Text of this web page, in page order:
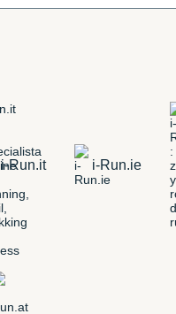
i-Run.it i-Run.ie